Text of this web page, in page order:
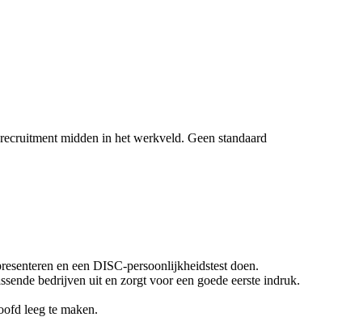
midden in het werkveld. Geen standaard
en een DISC-persoonlijkheidstest doen.
bedrijven uit en zorgt voor een goede eerste indruk.
leeg te maken.